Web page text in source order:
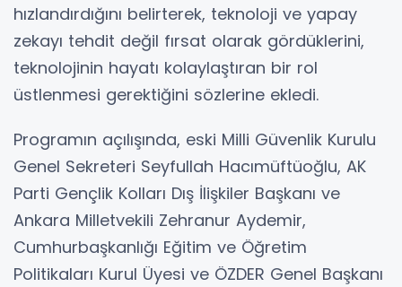
hızlandırdığını belirterek, teknoloji ve yapay
zekayı tehdit değil fırsat olarak gördüklerini,
teknolojinin hayatı kolaylaştıran bir rol
üstlenmesi gerektiğini sözlerine ekledi.
Programın açılışında, eski Milli Güvenlik Kurulu
Genel Sekreteri Seyfullah Hacımüftüoğlu, AK
Parti Gençlik Kolları Dış İlişkiler Başkanı ve
Ankara Milletvekili Zehranur Aydemir,
Cumhurbaşkanlığı Eğitim ve Öğretim
Politikaları Kurul Üyesi ve ÖZDER Genel Başkanı